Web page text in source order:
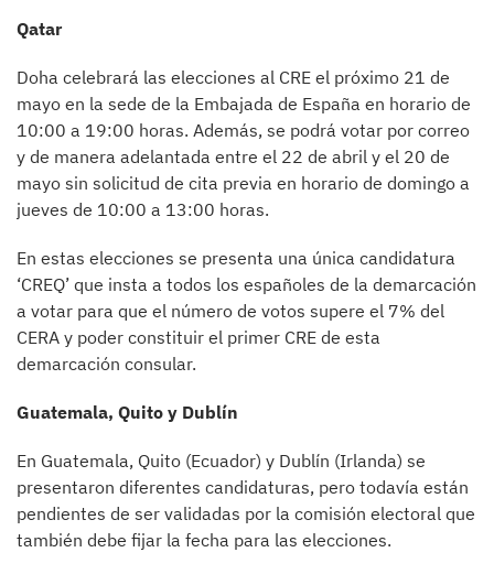
Qatar
Doha celebrará las elecciones al CRE el próximo 21 de
mayo en la sede de la Embajada de España en horario de
10:00 a 19:00 horas. Además, se podrá votar por correo
y de manera adelantada entre el 22 de abril y el 20 de
mayo sin solicitud de cita previa en horario de domingo a
jueves de 10:00 a 13:00 horas.
En estas elecciones se presenta una única candidatura
‘CREQ’ que insta a todos los españoles de la demarcación
a votar para que el número de votos supere el 7% del
CERA y poder constituir el primer CRE de esta
demarcación consular.
Guatemala, Quito y Dublín
En Guatemala, Quito (Ecuador) y Dublín (Irlanda) se
presentaron diferentes candidaturas, pero todavía están
pendientes de ser validadas por la comisión electoral que
también debe fijar la fecha para las elecciones.